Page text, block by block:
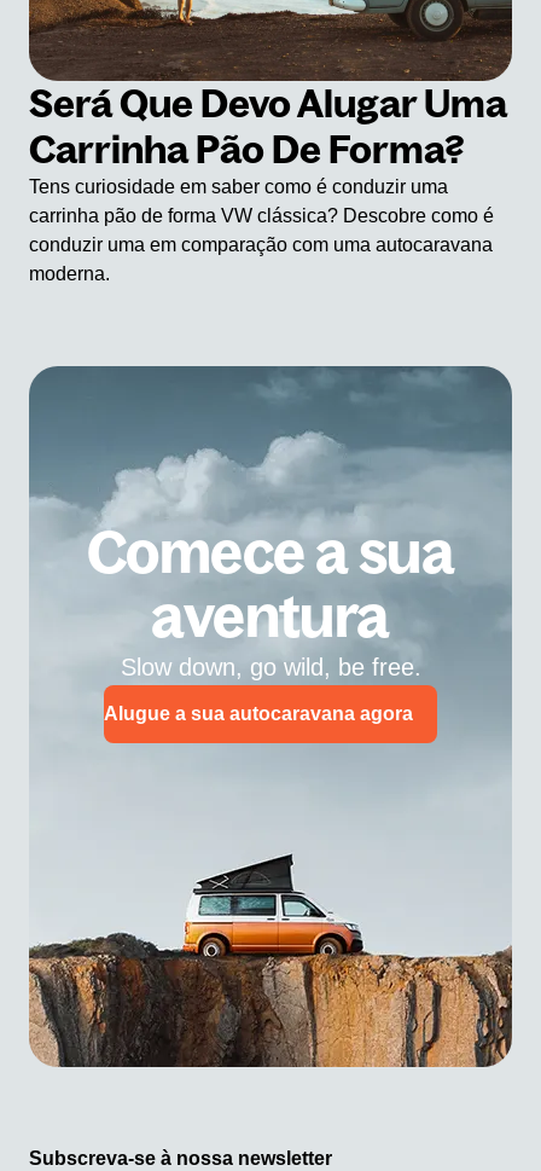
Será Que Devo Alugar Uma
Carrinha Pão De Forma?
Tens curiosidade em saber como é conduzir uma
carrinha pão de forma VW clássica? Descobre como é
conduzir uma em comparação com uma autocaravana
moderna.
Comece a sua
aventura
Slow down, go wild, be free.
Alugue a sua autocaravana agora
Subscreva-se à nossa newsletter